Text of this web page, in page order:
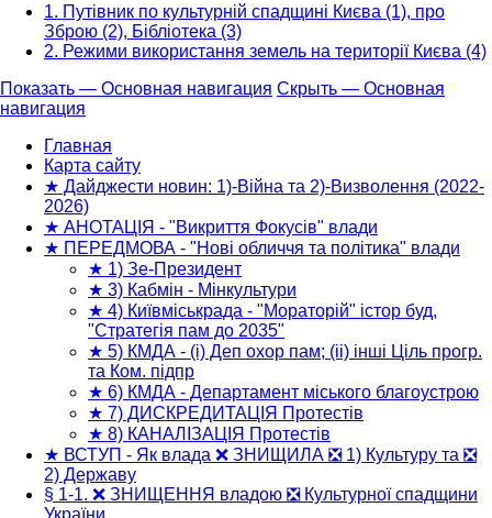
1. Путівник по культурній спадщині Києва (1), про
Зброю (2), Бібліотека (3)
2. Режими використання земель на території Києва (4)
Основная
навигация
Показать — Основная навигация Скрыть — Основная
навигация
Главная
Карта сайту
★ Дайджести новин: 1)-Війна та 2)-Визволення (2022-
2026)
★ АНОТАЦІЯ - "Викриття Фокусів" влади
★ ПЕРЕДМОВА - "Нові обличчя та політика" влади
★ 1) Зе-Президент
★ 3) Кабмін - Мінкультури
★ 4) Київміськрада - "Мораторій" істор буд,
"Стратегія пам до 2035"
★ 5) КМДА - (і) Деп охор пам; (іі) інші Ціль прогр.
та Ком. підпр
★ 6) КМДА - Департамент міського благоустрою
★ 7) ДИСКРЕДИТАЦІЯ Протестів
★ 8) КАНАЛІЗАЦІЯ Протестів
★ ВСТУП - Як влада ❌ ЗНИЩИЛА ❎ 1) Культуру та ❎
2) Державу
§ 1-1. ❌ ЗНИЩЕННЯ владою ❎ Культурної спадщини
України